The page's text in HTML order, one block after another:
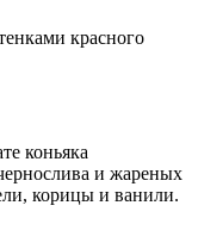
красного
коньяка
и жареных
корицы и ванили.